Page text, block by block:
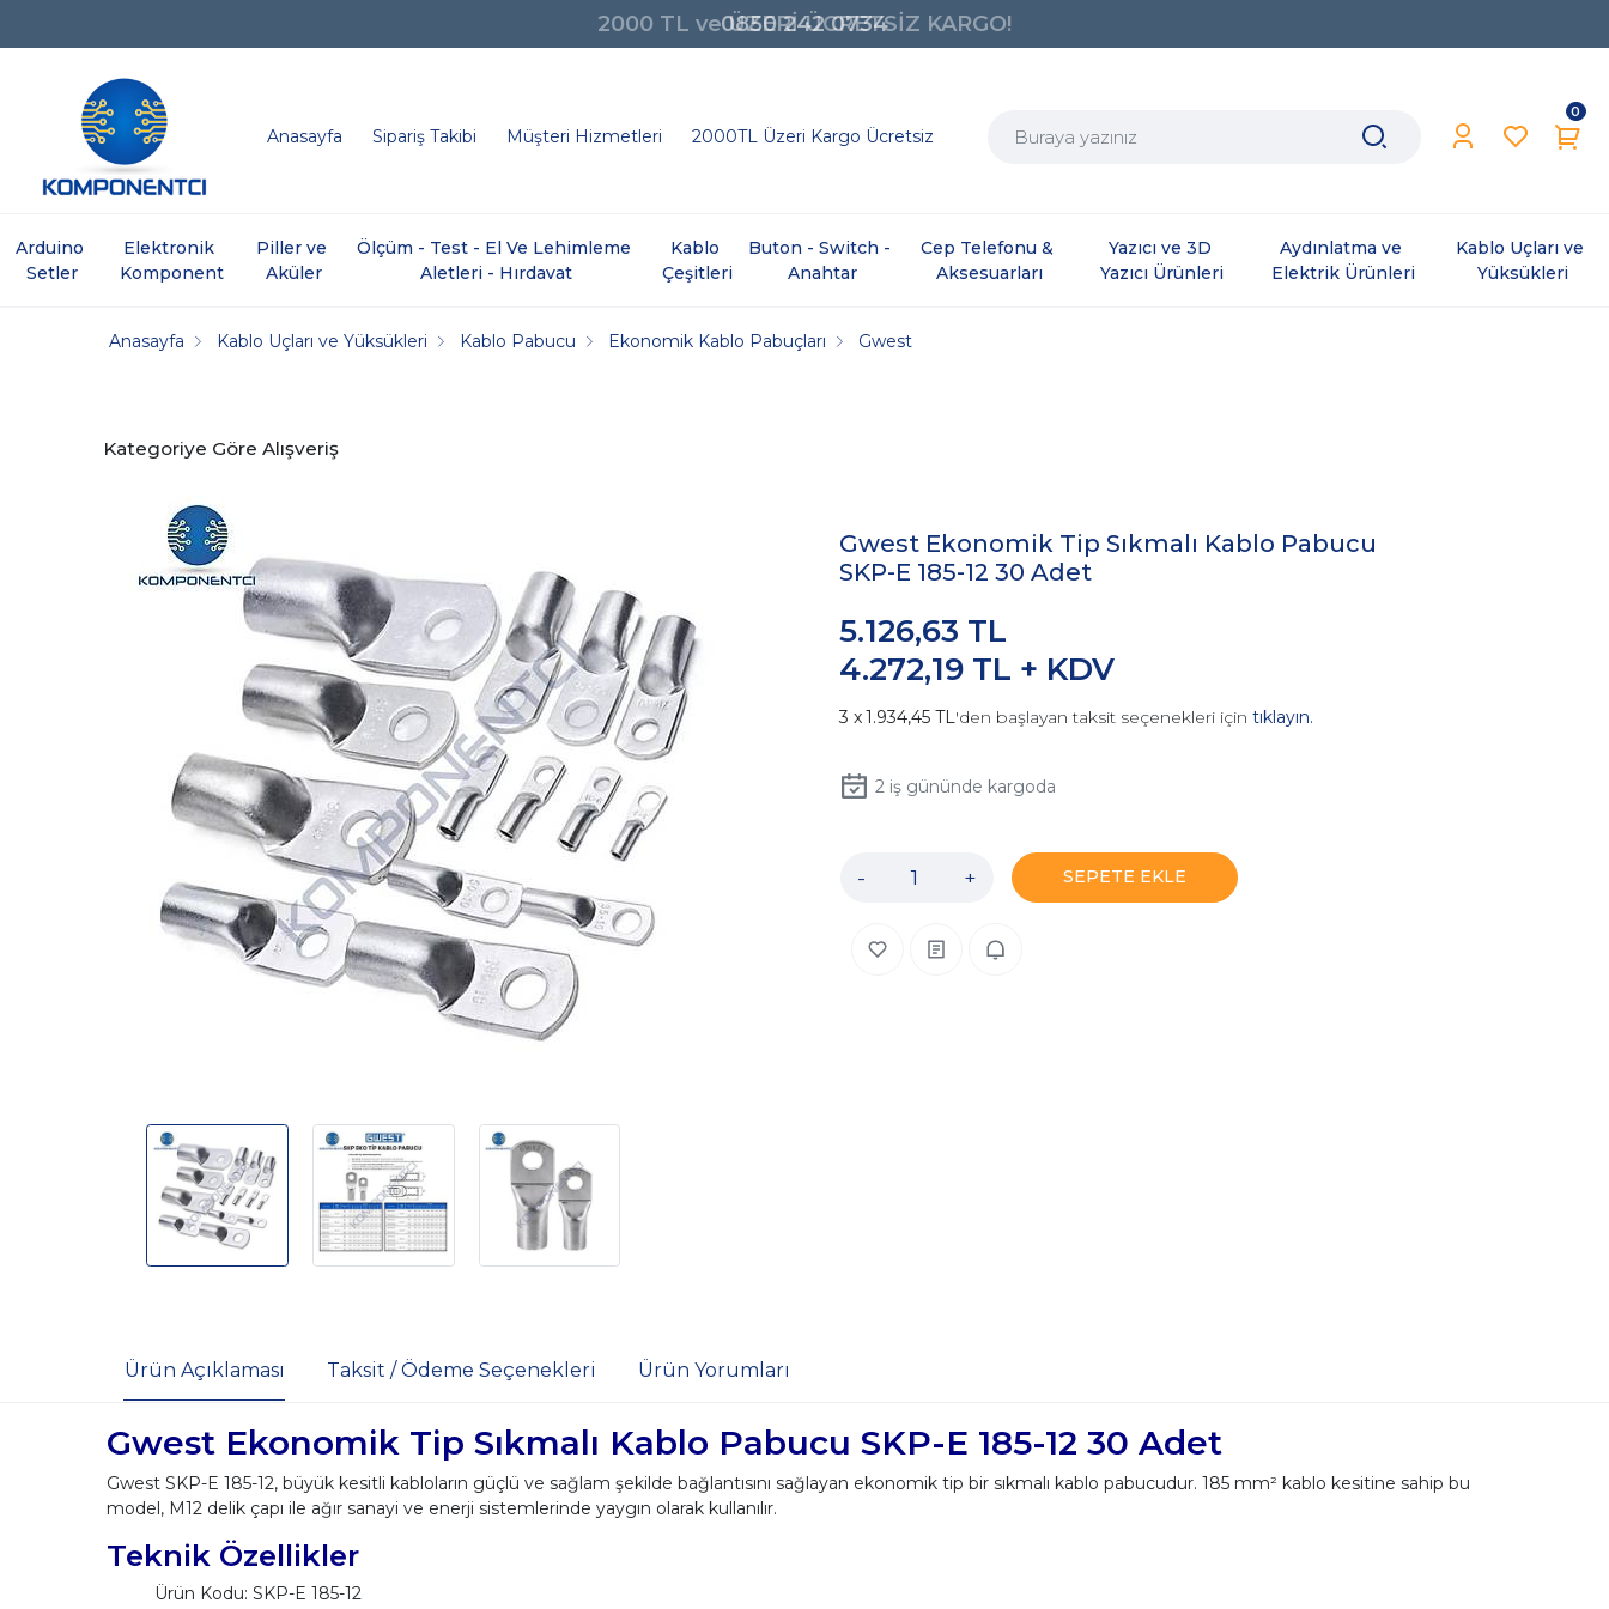
0850 242 0734
Anasayfa Sipariş Takibi Müşteri Hizmetleri 2000TL Üzeri Kargo Ücretsiz
0
Arduino
Setler
Elektronik
Komponent
Piller ve
Aküler
Ölçüm - Test - El Ve Lehimleme
Aletleri - Hırdavat
Kablo
Çeşitleri
Buton - Switch -
Anahtar
Cep Telefonu &
Aksesuarları
Yazıcı ve 3D
Yazıcı Ürünleri
Aydınlatma ve
Elektrik Ürünleri
Kablo Uçları ve
Yüksükleri
Anasayfa Kablo Uçları ve Yüksükleri Kablo Pabucu Ekonomik Kablo Pabuçları Gwest
Kategoriye Göre Alışveriş
Gwest Ekonomik Tip Sıkmalı Kablo Pabucu
SKP-E 185-12 30 Adet
4.272,19 TL + KDV
5.126,63 TL
1.934,45 TL'den başlayan taksit seçenekleri için tıklayın.
2iş gününde kargoda
- + SEPETE EKLE
Ürün Açıklaması Taksit / Ödeme Seçenekleri Ürün Yorumları
Gwest Ekonomik Tip Sıkmalı Kablo Pabucu SKP-E 185-12 30 Adet
Gwest SKP-E 185-12, büyük kesitli kabloların güçlü ve sağlam şekilde bağlantısını sağlayan ekonomik tip bir sıkmalı kablo pabucudur. 185 mm² kablo kesitine sahip bu
model, M12 delik çapı ile ağır sanayi ve enerji sistemlerinde yaygın olarak kullanılır.
Teknik Özellikler
Ürün Kodu: SKP-E 185-12